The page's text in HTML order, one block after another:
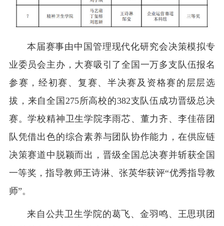
本届赛事由中国管理现代化研究会决策模拟专
业委员会主办，大赛吸引了全国一万多支队伍报名
参赛，经初赛、复赛、半决赛及资格赛的层层选
拔，来自全国275所高校的382支队伍成功晋级总决
赛。学校精神卫生学院李雨芯、董力齐、李佳蓓团
队凭借出色的综合素养与团队协作能力，在供应链
决策赛道中脱颖而出，晋级全国总决赛并斩获全国
一等奖，指导教师王诗淋、张英华获评“优秀指导教
师”。
来自公共卫生学院的葛飞、金羽鸣、王思琪团